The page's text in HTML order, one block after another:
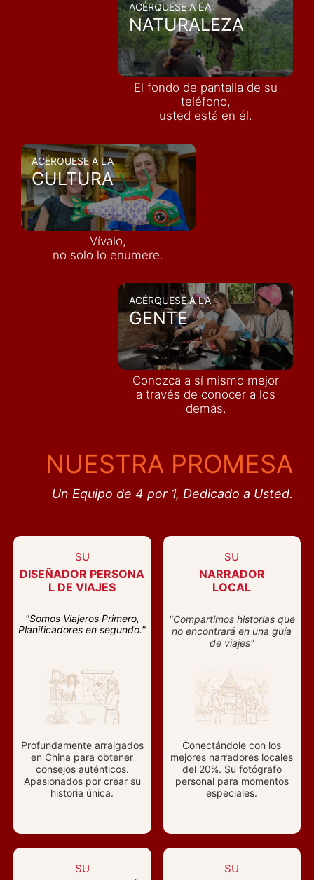
ACÉRQUESE A LA
NATURALEZA
El fondo de pantalla de su
teléfono,
usted está en él.
ACÉRQUESE A LA
CULTURA
Vívalo,
no solo lo enumere.
ACÉRQUESE A LA
GENTE
Conozca a sí mismo mejor
a través de conocer a los
demás.
NUESTRA PROMESA
Un Equipo de 4 por 1, Dedicado a Usted.
SU
DISEÑADOR PERSONA
L DE VIAJES
"Somos Viajeros Primero,
Planificadores en segundo."
Profundamente arraigados
en China para obtener
consejos auténticos.
Apasionados por crear su
historia única.
SU
NARRADOR
LOCAL
"Compartimos historias que
no encontrará en una guía
de viajes"
Conectándole con los
mejores narradores locales
del 20%. Su fotógrafo
personal para momentos
especiales.
SU SU